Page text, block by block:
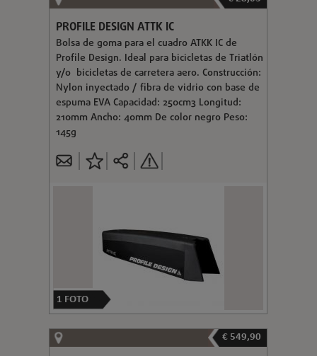
PROFILE DESIGN ATTK IC
Bolsa de goma para el cuadro ATKK IC de
Profile Design. Ideal para bicicletas de Triatlón
y/o bicicletas de carretera aero. Construcción:
Nylon inyectado / fibra de vidrio con base de
espuma EVA Capacidad: 250cm3 Longitud:
210mm Ancho: 40mm De color negro Peso:
145g
1 FOTO
€ 549,90